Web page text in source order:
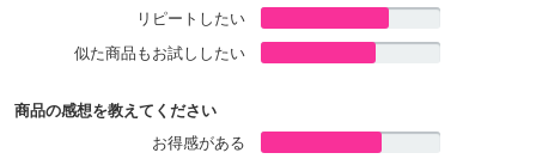
ライめんを使用！
【完全メシ 日清焼そばU.F.O. ぶっ濃い屋台風焼そば】
焼そばを鉄板で炒めたときの香ばしいロースト感を再現！ソースが
絡むもっちり食感のノンフライめんと、旨みの詰まったソースの香
りが食欲を刺激する濃厚ソースが特長です。
リピートしたい
似た商品もお試ししたい
商品の感想を教えてください
お得感がある